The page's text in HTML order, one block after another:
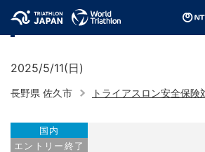
認定記録会（2025/長野県）
2025/5/11(日)
長野県 佐久市 トライアスロン安全保険
国内
エントリー終了